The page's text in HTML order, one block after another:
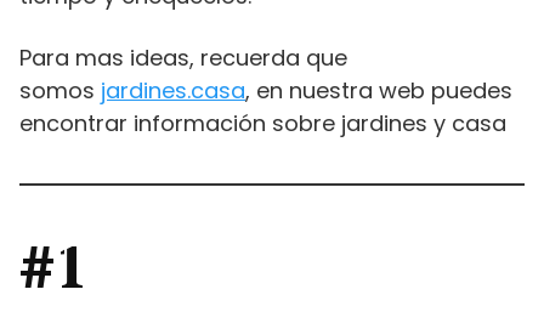
Para mas ideas, recuerda que
somos jardines.casa, en nuestra web puedes
encontrar información sobre jardines y casa
#1